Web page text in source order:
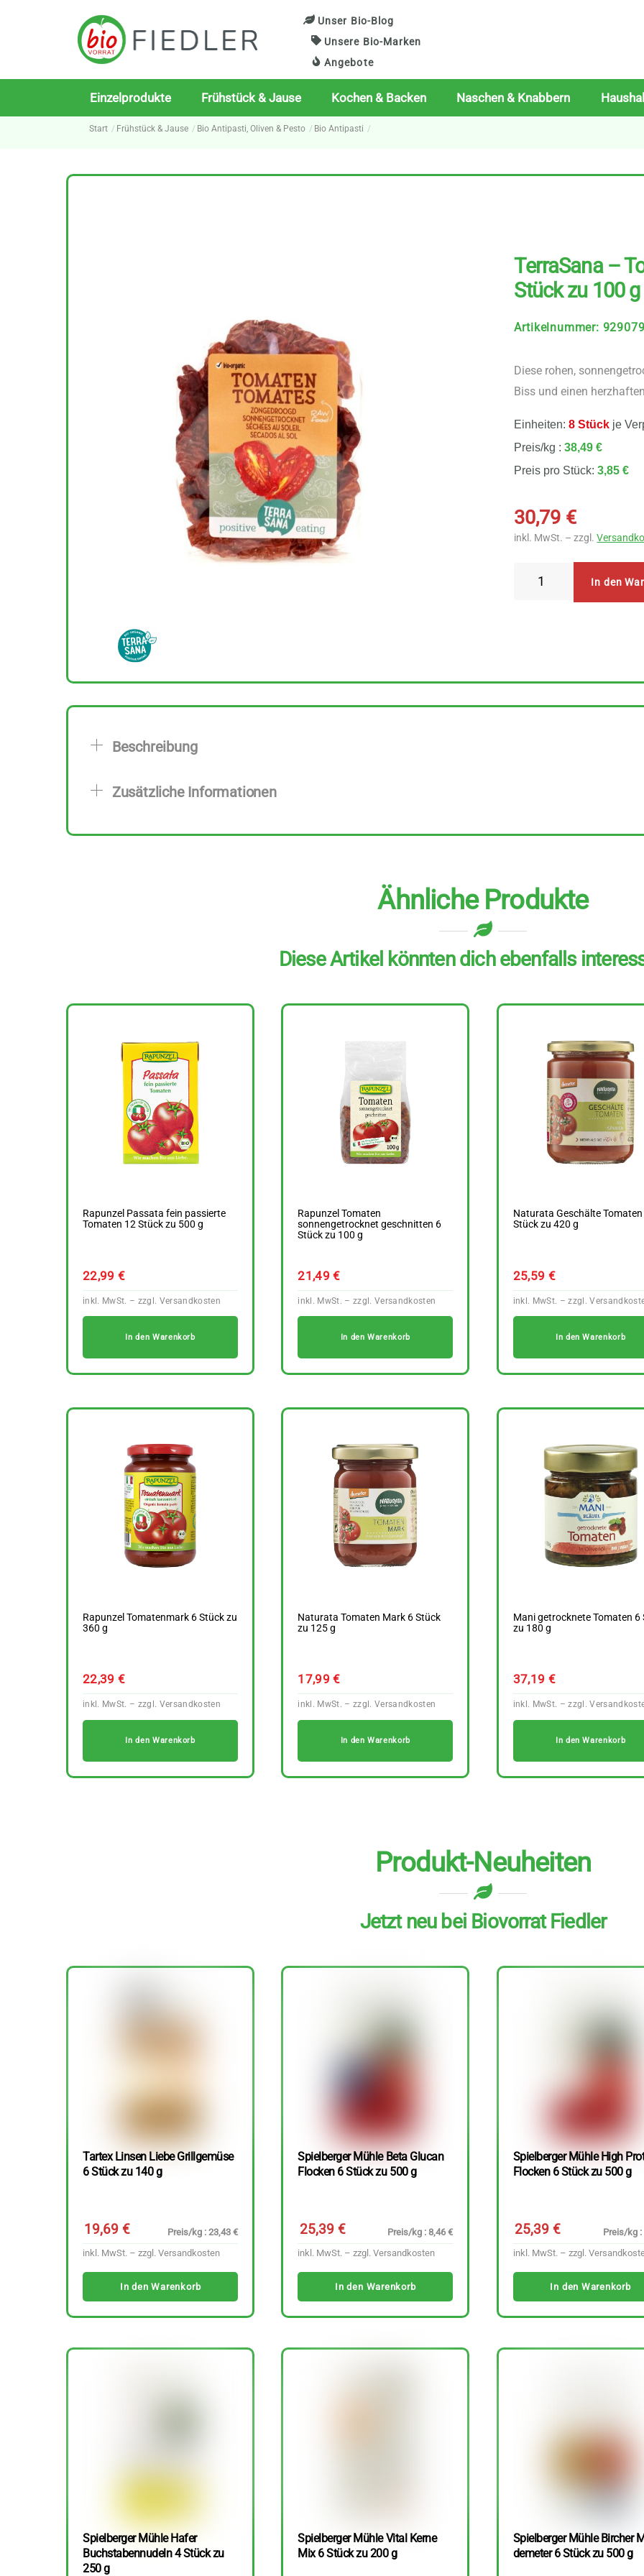
Unser Bio-Blog
Unsere Bio-Marken
Angebote
Einzelprodukte Frühstück & Jause Kochen & Backen Naschen & Knabbern
Start Frühstück & Jause Bio Antipasti, Oliven & Pesto Bio Antipasti
TerraSana –
Stück zu 100 g
Artikelnummer:
Diese rohen,
Biss und einen
Einheiten:8 Stück je
Preis/kg :38,49 €
Preis pro Stück:3,85 €
30,79 €
inkl. MwSt. – zzgl.
In den
Beschreibung
Zusätzliche Informationen
Ähnliche Produkte
Diese Artikel könnten dich ebenfalls
Rapunzel Passata fein passierte
Tomaten 12 Stück zu 500 g
22,99€
In den Warenkorb
Rapunzel Tomaten
sonnengetrocknet geschnitten 6
Stück zu 100 g
21,49€
In den Warenkorb
Naturata Geschälte Tomaten
Stück zu 420 g
25,59 €
In den Warenkorb
Rapunzel Tomatenmark 6 Stück zu
360 g
22,39€
In den Warenkorb
Naturata Tomaten Mark 6 Stück
zu 125 g
17,99€
In den Warenkorb
Mani getrocknete Tomaten 6
zu 180 g
37,19 €
In den Warenkorb
Produkt-Neuheiten
Jetzt neu bei Biovorrat Fiedler
Tartex Linsen Liebe Grillgemüse
6 Stück zu 140 g
19,69€
Preis/kg : 23,43 €
inkl. MwSt. – zzgl. Versandkosten
In den Warenkorb
Spielberger Mühle Beta Glucan
Flocken 6 Stück zu 500 g
25,39 €
Preis/kg : 8,46 €
inkl. MwSt. – zzgl.Versandkosten
In den Warenkorb
Spielberger Mühle High
Flocken 6 Stück zu 500 g
25,39 €
Preis/kg :
inkl. MwSt. – zzgl.
In den Warenkorb
Spielberger Mühle Hafer
Buchstabennudeln 4 Stück zu
250 g
Spielberger Mühle Vital Kerne
Mix 6 Stück zu 200 g
Spielberger Mühle Bircher
demeter 6 Stück zu 500 g